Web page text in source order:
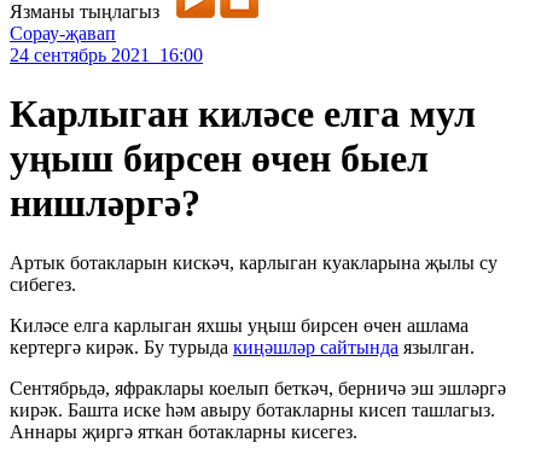
Язманы тыңлагыз
Сорау-җавап
24 сентябрь 2021 16:00
Карлыган киләсе елга мул
уңыш бирсен өчен быел
нишләргә?
Артык ботакларын кискәч, карлыган куакларына җылы су
сибегез.
Киләсе елга карлыган яхшы уңыш бирсен өчен ашлама
кертергә кирәк. Бу турыда киңәшләр сайтында язылган.
Сентябрьдә, яфраклары коелып беткәч, берничә эш эшләргә
кирәк. Башта иске һәм авыру ботакларны кисеп ташлагыз.
Аннары җиргә яткан ботакларны кисегез.